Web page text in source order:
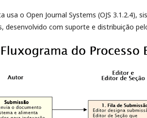
usa o Open Journal Systems (OJS
desenvolvido com suporte e distribuição